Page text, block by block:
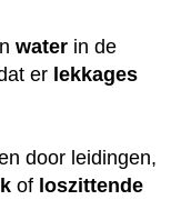
water in de
er lekkages
door leidingen,
of loszittende